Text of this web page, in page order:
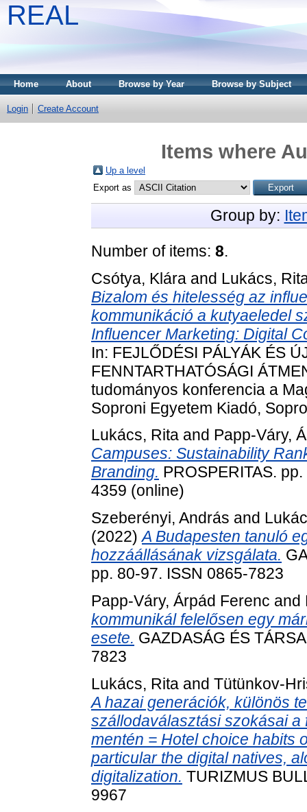
REAL
Home About Browse by Year Browse by Subject
Login Create Account
Items where
Up a level
Export as
Group by:
Number of items: 8.
Csótya, Klára and Lukács,
Bizalom és hitelesség az
kommunikáció a kutyaeledel
Influencer Marketing: Digital
In: FEJLŐDÉSI PÁLYÁK ÉS
FENNTARTHATÓSÁGI
tudományos konferencia a
Soproni Egyetem Kiadó,
Lukács, Rita and Papp-Váry,
Campuses: Sustainability
Branding. PROSPERITAS.
4359 (online)
Szeberényi, András and
(2022)A Budapesten tanuló
hozzáállásának vizsgálata.
pp. 80-97. ISSN 0865-7823
Papp-Váry, Árpád Ferenc and
kommunikál felelősen egy
esete. GAZDASÁG ÉS
7823
Lukács, Rita and Tütünkov-
A hazai generációk, különös
szállodaválasztási szokásai
mentén = Hotel choice habits
particular the digital natives,
digitalization. TURIZMUS
9967